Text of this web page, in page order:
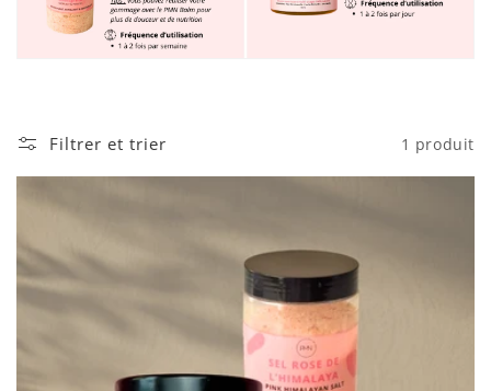
Filtrer et trier 1 produit